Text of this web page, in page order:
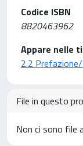
Codice ISBN
8820463962
Appare nelle
2.2
File in questo
Non ci sono file